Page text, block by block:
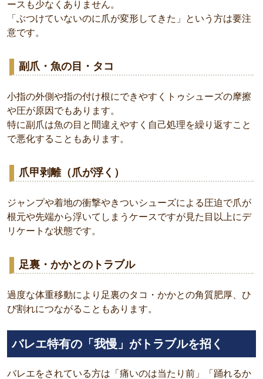
ースも少なくありません。
「ぶつけていないのに爪が変形してきた」という方は要注
意です。
副爪・魚の目・タコ
小指の外側や指の付け根にできやすくトゥシューズの摩擦
や圧が原因でもあります。
特に副爪は魚の目と間違えやすく自己処理を繰り返すこと
で悪化することもあります。
爪甲剥離（爪が浮く）
ジャンプや着地の衝撃やきついシューズによる圧迫で爪が
根元や先端から浮いてしまうケースですが見た目以上にデ
リケートな状態です。
足裏・かかとのトラブル
過度な体重移動により足裏のタコ・かかとの角質肥厚、ひ
び割れにつながることもあります。
バレエ特有の「我慢」がトラブルを招く
バレエをされている方は「痛いのは当たり前」「踊れるか